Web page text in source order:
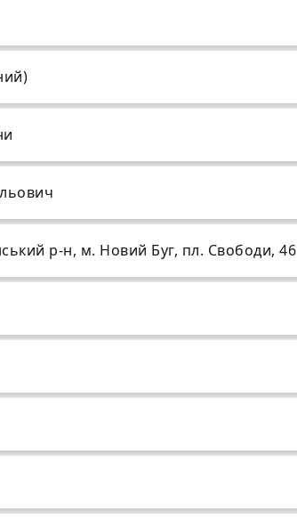
р-н, м. Новий Буг, пл. Свободи, 46